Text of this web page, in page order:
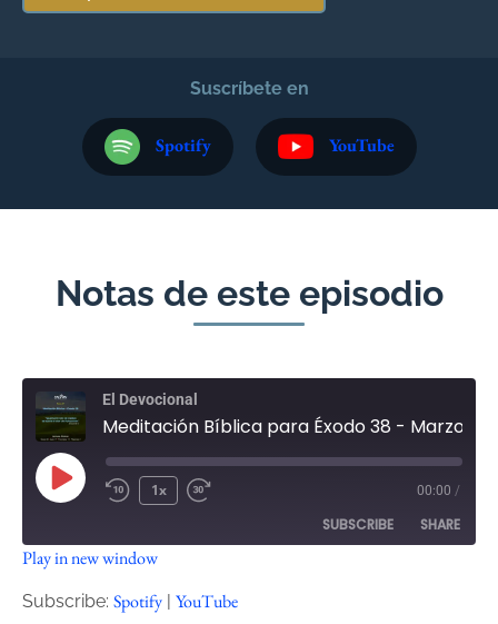
Suscríbete en
Spotify YouTube
Notas de este episodio
El Devocional
1x 00:00 /
SUBSCRIBE SHARE
Spotify
SHARE
Play in new window
Subscribe: Spotify | YouTube